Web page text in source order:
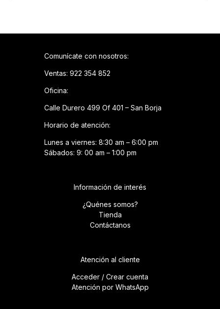
Comunícate con nosotros:
Ventas: 922 354 852
Oficina:
Calle Durero 499 Of 401 – San Borja
Horario de atención:
Lunes a viernes: 8:30 am – 6:00 pm
Sábados: 9: 00 am – 1:00 pm
Información de interés
¿Quénes somos?
Tienda
Contáctanos
Atención al cliente
Acceder / Crear cuenta
Atención por WhatsApp